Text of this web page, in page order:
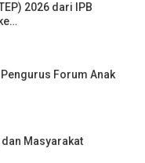
2026 dari IPB
Forum Anak
dan Masyarakat